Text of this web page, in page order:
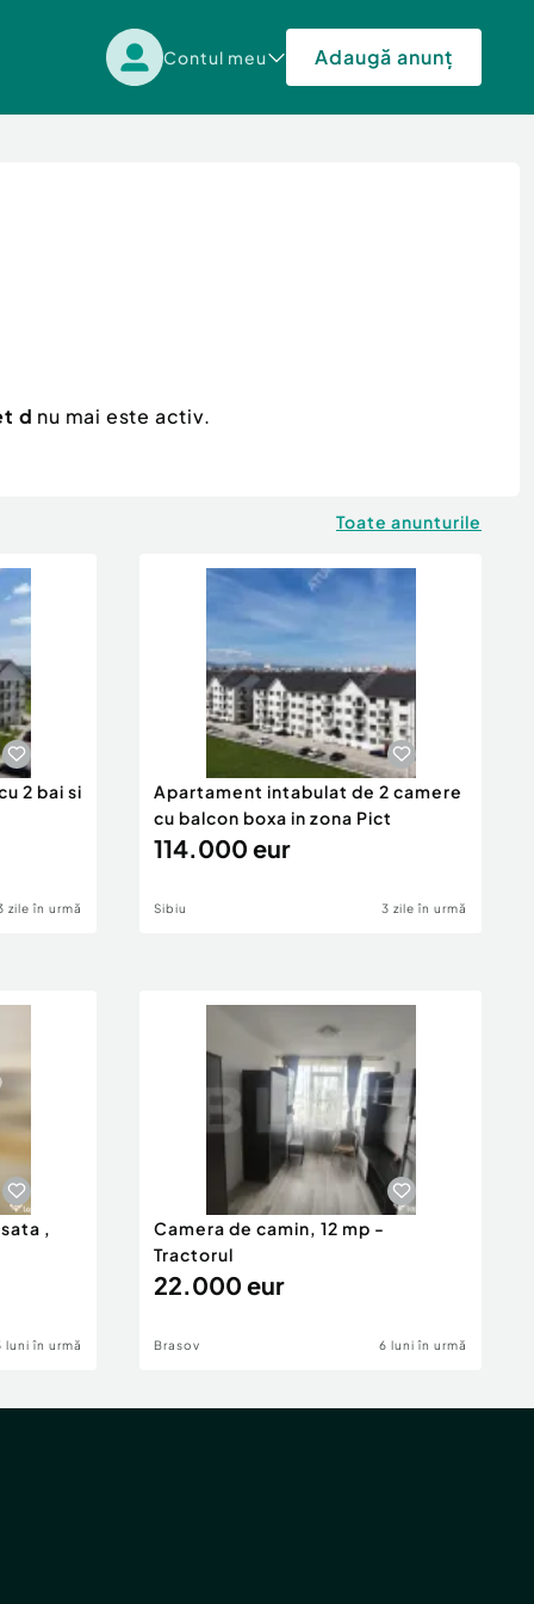
Contul meu Adaugă anunț
d nu mai este activ.
Toate anunturile
2 bai si
zile în urmă
Apartament intabulat de 2 camere
cu balcon boxa in zona Pict
114.000 eur
Sibiu 3 zile în urmă
,
luni în urmă
Camera de camin, 12 mp -
Tractorul
22.000 eur
Brasov 6 luni în urmă